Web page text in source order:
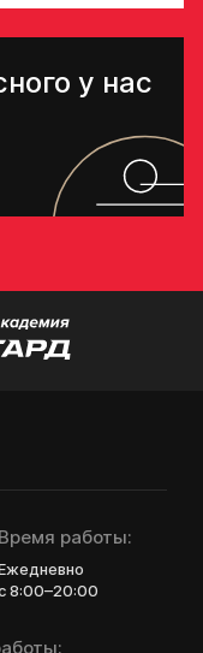
у нас
Время работы:
8:00–20:00